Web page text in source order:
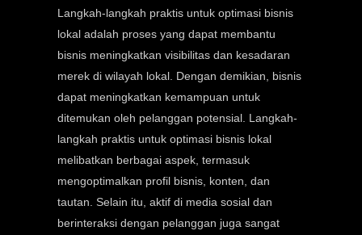
Langkah-langkah praktis untuk optimasi bisnis
lokal adalah proses yang dapat membantu
bisnis meningkatkan visibilitas dan kesadaran
merek di wilayah lokal. Dengan demikian, bisnis
dapat meningkatkan kemampuan untuk
ditemukan oleh pelanggan potensial. Langkah-
langkah praktis untuk optimasi bisnis lokal
melibatkan berbagai aspek, termasuk
mengoptimalkan profil bisnis, konten, dan
tautan. Selain itu, aktif di media sosial dan
berinteraksi dengan pelanggan juga sangat